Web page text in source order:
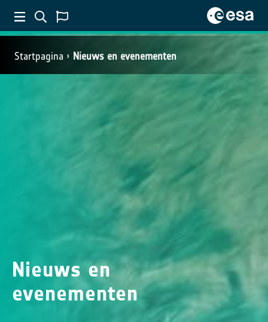
Startpagina Nieuws en evenementen
Nieuws en
evenementen